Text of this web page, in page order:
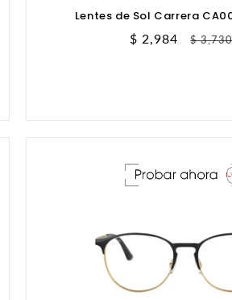
Lentes de Sol Carrera
Precio
$ 2,984
Precio
$